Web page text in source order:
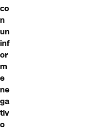
co
n
un
inf
or
m
e
ne
ga
tiv
o